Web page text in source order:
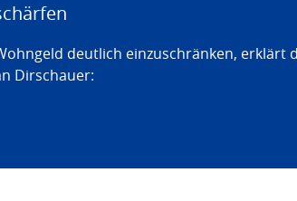
deutlich einzuschränken, erklärt
Dirschauer: